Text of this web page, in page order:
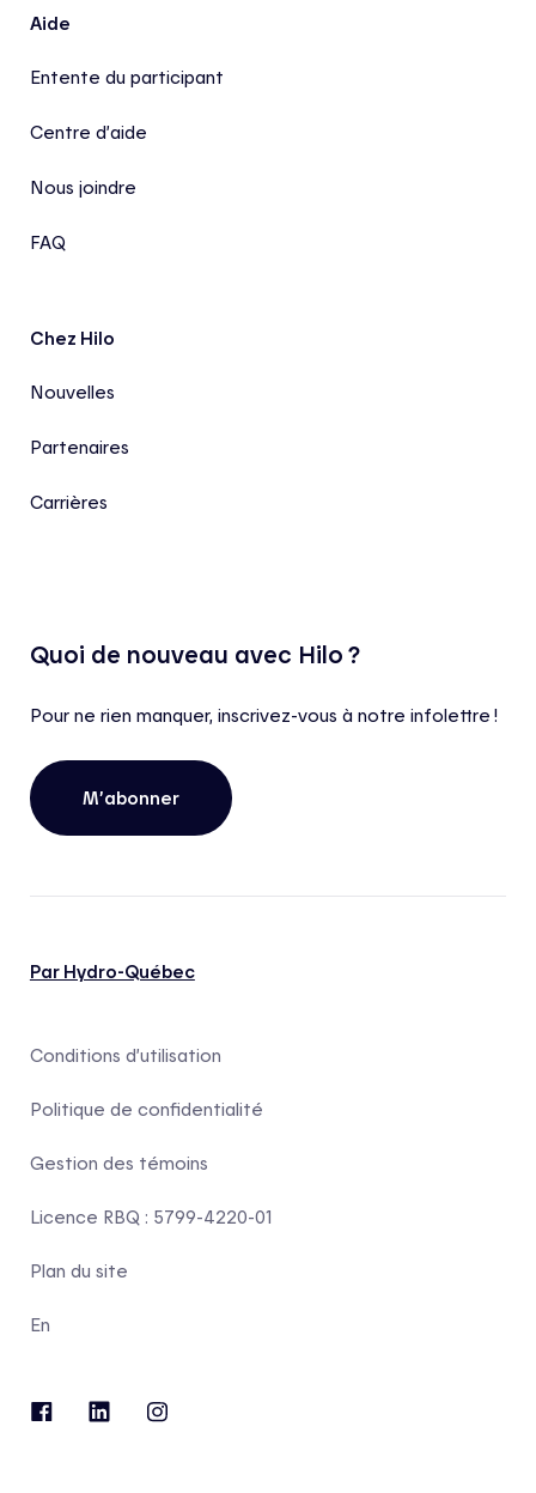
Aide
Entente du participant
Centre d’aide
Nous joindre
FAQ
Chez Hilo
Nouvelles
Partenaires
Carrières
Quoi de nouveau avec Hilo ?
Pour ne rien manquer, inscrivez-vous à notre infolettre !
M’abonner
Par Hydro-Québec
Conditions d’utilisation
Politique de confidentialité
Gestion des témoins
Licence RBQ : 5799-4220-01
Plan du site
En